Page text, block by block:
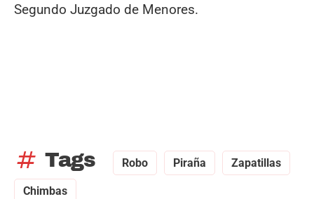
Segundo Juzgado de Menores.
tag Tags Robo Piraña Zapatillas
Chimbas